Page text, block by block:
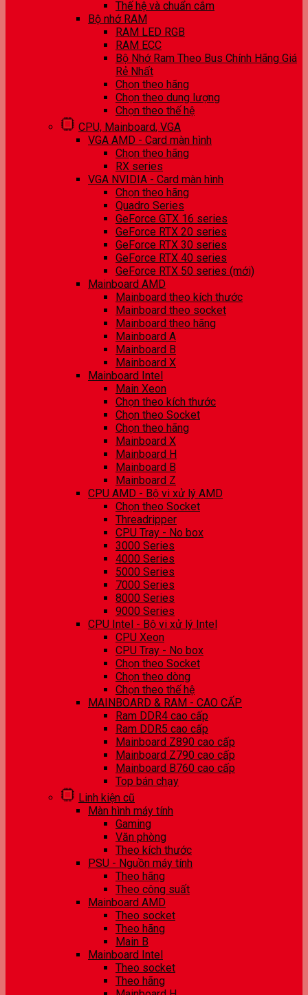
Thế hệ và chuẩn cắm
Bộ nhớ RAM
RAM LED RGB
RAM ECC
Bộ Nhớ Ram Theo Bus Chính Hãng Giá
Rẻ Nhất
Chọn theo hãng
Chọn theo dung lượng
Chọn theo thế hệ
CPU, Mainboard, VGA
VGA AMD - Card màn hình
Chọn theo hãng
RX series
VGA NVIDIA - Card màn hình
Chọn theo hãng
Quadro Series
GeForce GTX 16 series
GeForce RTX 20 series
GeForce RTX 30 series
GeForce RTX 40 series
GeForce RTX 50 series (mới)
Mainboard AMD
Mainboard theo kích thước
Mainboard theo socket
Mainboard theo hãng
Mainboard A
Mainboard B
Mainboard X
Mainboard Intel
Main Xeon
Chọn theo kích thước
Chọn theo Socket
Chọn theo hãng
Mainboard X
Mainboard H
Mainboard B
Mainboard Z
CPU AMD - Bộ vi xử lý AMD
Chọn theo Socket
Threadripper
CPU Tray - No box
3000 Series
4000 Series
5000 Series
7000 Series
8000 Series
9000 Series
CPU Intel - Bộ vi xử lý Intel
CPU Xeon
CPU Tray - No box
Chọn theo Socket
Chọn theo dòng
Chọn theo thế hệ
MAINBOARD & RAM - CAO CẤP
Ram DDR4 cao cấp
Ram DDR5 cao cấp
Mainboard Z890 cao cấp
Mainboard Z790 cao cấp
Mainboard B760 cao cấp
Top bán chạy
Linh kiện cũ
Màn hình máy tính
Gaming
Văn phòng
Theo kích thước
PSU - Nguồn máy tính
Theo hãng
Theo công suất
Mainboard AMD
Theo socket
Theo hãng
Main B
Mainboard Intel
Theo socket
Theo hãng